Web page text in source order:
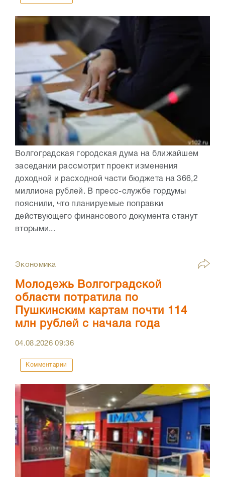
Волгоградская городская дума на ближайшем
заседании рассмотрит проект изменения
доходной и расходной части бюджета на 366,2
миллиона рублей. В пресс-службе гордумы
пояснили, что планируемые поправки
действующего финансового документа станут
вторыми...
Экономика
Молодежь Волгоградской
области потратила по
Пушкинским картам почти 114
млн рублей с начала года
04.08.202609:36
Комментарии